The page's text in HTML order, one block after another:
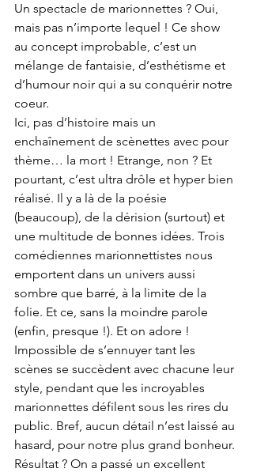
Un spectacle de marionnettes ? Oui,
mais pas n’importe lequel ! Ce show
au concept improbable, c’est un
mélange de fantaisie, d’esthétisme et
d’humour noir qui a su conquérir notre
coeur.
Ici, pas d’histoire mais un
enchaînement de scènettes avec pour
thème… la mort ! Etrange, non ? Et
pourtant, c’est ultra drôle et hyper bien
réalisé. Il y a là de la poésie
(beaucoup), de la dérision (surtout) et
une multitude de bonnes idées. Trois
comédiennes marionnettistes nous
emportent dans un univers aussi
sombre que barré, à la limite de la
folie. Et ce, sans la moindre parole
(enfin, presque !). Et on adore !
Impossible de s’ennuyer tant les
scènes se succèdent avec chacune leur
style, pendant que les incroyables
marionnettes défilent sous les rires du
public. Bref, aucun détail n’est laissé au
hasard, pour notre plus grand bonheur.
Résultat ? On a passé un excellent